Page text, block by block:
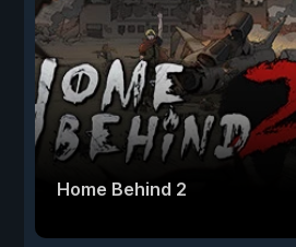
Home Behind 2